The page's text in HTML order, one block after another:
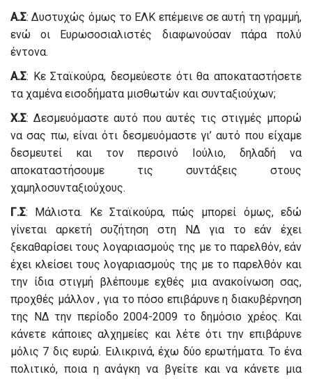
Α.Σ: Δυστυχώς όμως το ΕΛΚ επέμεινε σε αυτή τη γραμμή,
ενώ οι Ευρωσοσιαλιστές διαφωνούσαν πάρα πολύ
έντονα.
Α.Σ: Κε Σταϊκούρα, δεσμεύεστε ότι θα αποκαταστήσετε
τα χαμένα εισοδήματα μισθωτών και συνταξιούχων;
Χ.Σ: Δεσμευόμαστε αυτό που αυτές τις στιγμές μπορώ
να σας πω, είναι ότι δεσμευόμαστε γι’ αυτό που είχαμε
δεσμευτεί και τον περσινό Ιούλιο, δηλαδή να
αποκαταστήσουμε τις συντάξεις στους
χαμηλοσυνταξιούχους.
Γ.Σ: Μάλιστα. Κε Σταϊκούρα, πώς μπορεί όμως, εδώ
γίνεται αρκετή συζήτηση στη ΝΔ για το εάν έχει
ξεκαθαρίσει τους λογαριασμούς της με το παρελθόν, εάν
έχει κλείσει τους λογαριασμούς της με το παρελθόν και
την ίδια στιγμή βλέπουμε εχθές μια ανακοίνωση σας,
προχθές μάλλον , για το πόσο επιβάρυνε η διακυβέρνηση
της ΝΔ την περίοδο 2004-2009 το δημόσιο χρέος. Και
κάνετε κάποιες αλχημείες και λέτε ότι την επιβάρυνε
μόλις 7 δις ευρώ. Ειλικρινά, έχω δύο ερωτήματα. Το ένα
πολιτικό, ποια η ανάγκη να βγείτε και να κάνετε μια